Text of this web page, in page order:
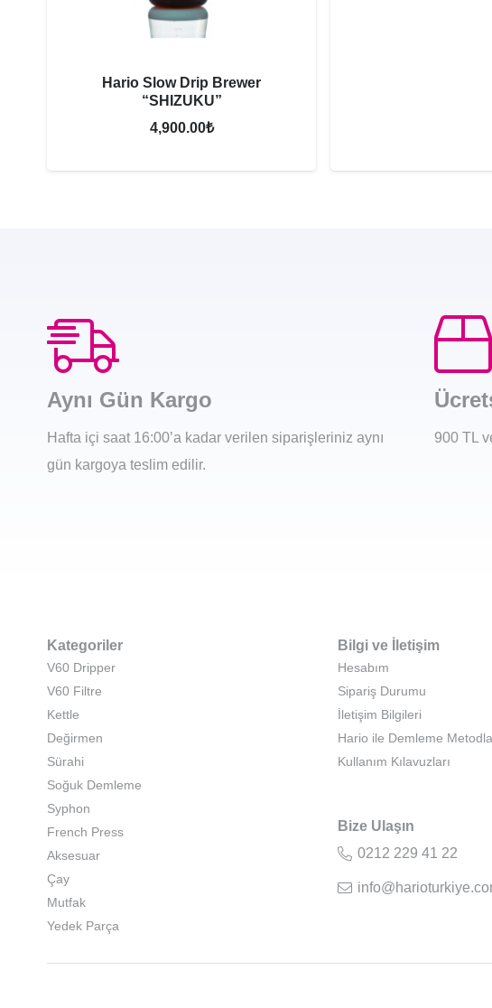
Hario Slow Drip Brewer
“SHIZUKU”
4,900.00₺
Aynı Gün Kargo
Hafta içi saat 16:00’a kadar verilen siparişleriniz aynı
gün kargoya teslim edilir.
900 TL
Kategoriler
V60 Dripper
V60 Filtre
Kettle
Değirmen
Sürahi
Soğuk Demleme
Syphon
French Press
Aksesuar
Çay
Mutfak
Yedek Parça
Bilgi ve İletişim
Hesabım
Sipariş Durumu
İletişim Bilgileri
Hario ile Demleme
Kullanım Kılavuzları
Bize Ulaşın
0212 229 41 22